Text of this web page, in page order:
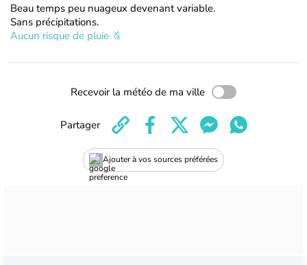
Beau temps peu nuageux devenant variable.
Sans précipitations.
Aucun risque de pluie
Recevoir la météo de ma ville
Ajouter à vos sources préférées
Partager